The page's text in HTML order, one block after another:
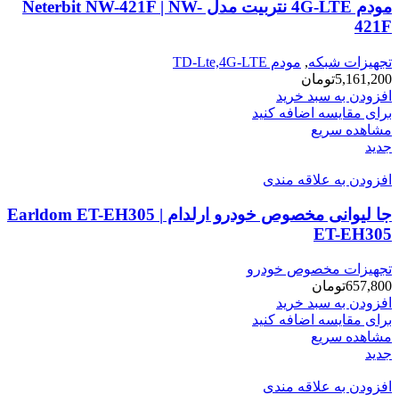
مودم 4G-LTE نتربیت مدل Neterbit NW-421F | NW-
421F
تجهیزات شبکه, مودم TD-Lte,4G-LTE
5,161,200تومان
افزودن به سبد خرید
برای مقایسه اضافه کنید
مشاهده سریع
جدید
افزودن به علاقه مندی
جا لیوانی مخصوص خودرو ارلدام Earldom ET-EH305 |
ET-EH305
تجهیزات مخصوص خودرو
657,800تومان
افزودن به سبد خرید
برای مقایسه اضافه کنید
مشاهده سریع
جدید
افزودن به علاقه مندی